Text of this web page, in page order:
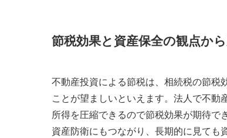
節税効果と資産保全の観点か
不動産投資による節税は、相続税の節税
ことが望ましいといえます。法人で不動
所得を圧縮できるので節税効果が期待で
資産防衛にもつながり、長期的に見ても